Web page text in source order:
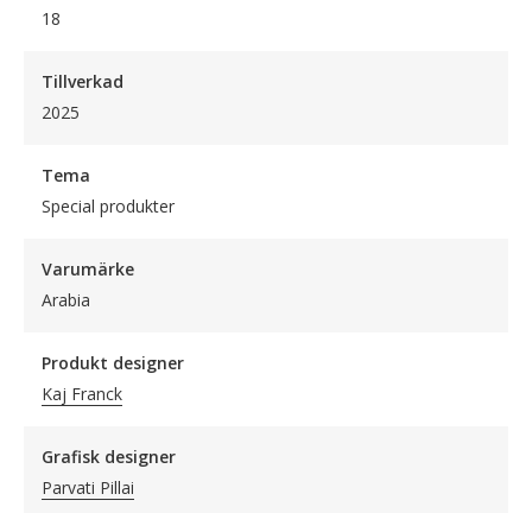
18
Tillverkad
2025
Tema
Special produkter
Varumärke
Arabia
Produkt designer
Kaj Franck
Grafisk designer
Parvati Pillai